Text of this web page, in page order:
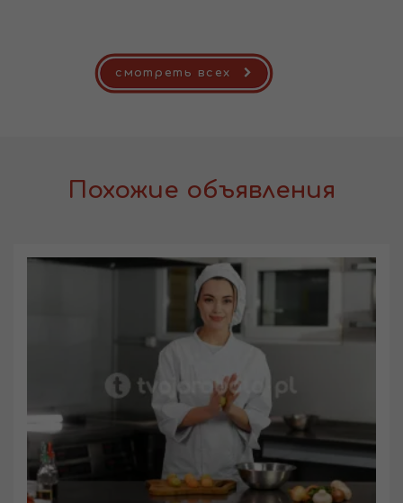
смотреть всех
Похожие объявления